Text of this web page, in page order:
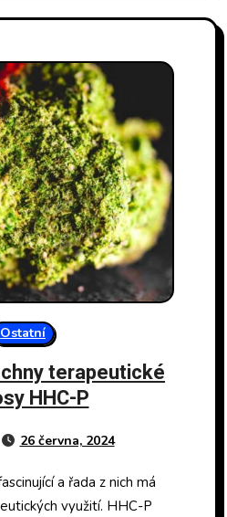
Ostatní
terapeutické
HHC-P
26 června, 2024
využití. HHC-P